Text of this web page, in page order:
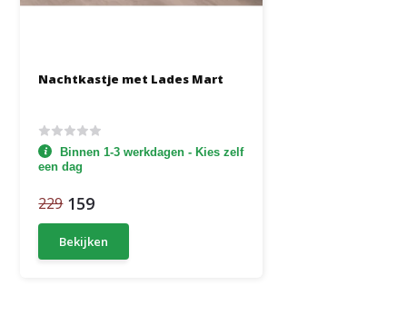
Nachtkastje met Lades Mart
Binnen 1-3 werkdagen - Kies zelf
een dag
229 159
Bekijken